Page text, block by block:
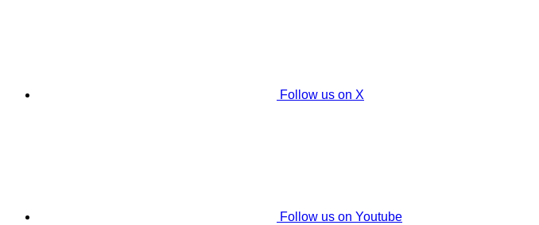
Follow us on X
Follow us on Youtube